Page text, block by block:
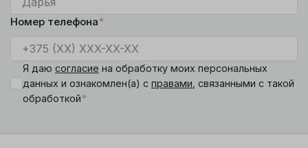
Номер телефона*
Я даю согласие на обработку моих персональных
данных и ознакомлен(а) с правами , связанными с такой
обработкой*